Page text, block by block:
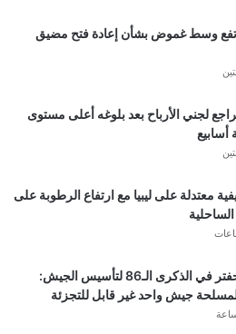
وسط غموض بشأن إعادة فتح مضيق
لجني الأرباح بعد بلوغه أعلى مستوى
معتدلة على ليبيا مع ارتفاع الرطوبة على
المشير حفتر في الذكرى الـ86 لتأسيس الجيش:
جيش واحد غير قابل للتجزئة